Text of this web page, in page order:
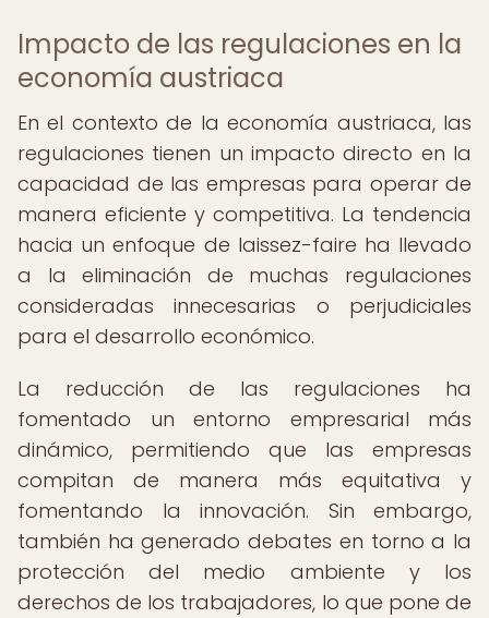
Impacto de las regulaciones en la
economía austriaca
En el contexto de la economía austriaca, las
regulaciones tienen un impacto directo en la
capacidad de las empresas para operar de
manera eficiente y competitiva. La tendencia
hacia un enfoque de laissez-faire ha llevado
a la eliminación de muchas regulaciones
consideradas innecesarias o perjudiciales
para el desarrollo económico.
La reducción de las regulaciones ha
fomentado un entorno empresarial más
dinámico, permitiendo que las empresas
compitan de manera más equitativa y
fomentando la innovación. Sin embargo,
también ha generado debates en torno a la
protección del medio ambiente y los
derechos de los trabajadores, lo que pone de